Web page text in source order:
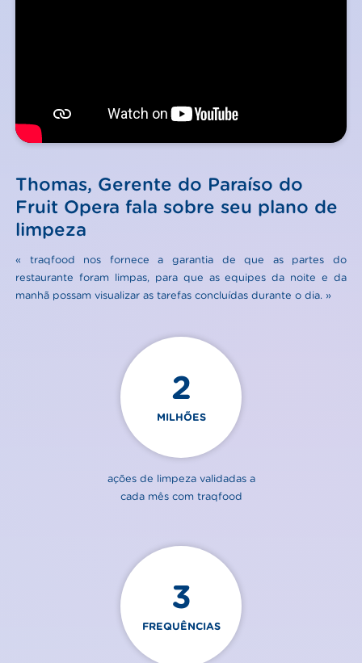
Thomas, Gerente do Paraíso do
Fruit Opera fala sobre seu plano de
limpeza
« traqfood nos fornece a garantia de que as partes do
restaurante foram limpas, para que as equipes da noite e da
manhã possam visualizar as tarefas concluídas durante o dia. »
2
MILHÕES
ações de limpeza validadas a
cada mês com traqfood
3
FREQUÊNCIAS